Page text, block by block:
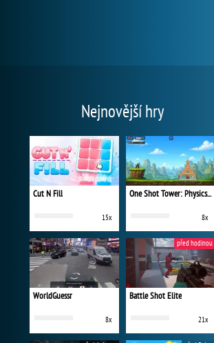
Nejnovější hry
Cut N Fill
15x
One Shot Tower: Physics Destroyer
8x
WorldGuessr
8x
Battle Shot Elite
21x
před hodinou